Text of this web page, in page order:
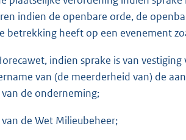
indien de openbare orde, de
betrekking heeft op een evenement
indien sprake is van
van (de meerderheid van) de
de onderneming;
de Wet Milieubeheer;